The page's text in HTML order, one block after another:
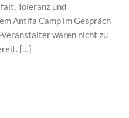
Toleranz und
Antifa Camp im Gespräch
waren nicht zu
[…]